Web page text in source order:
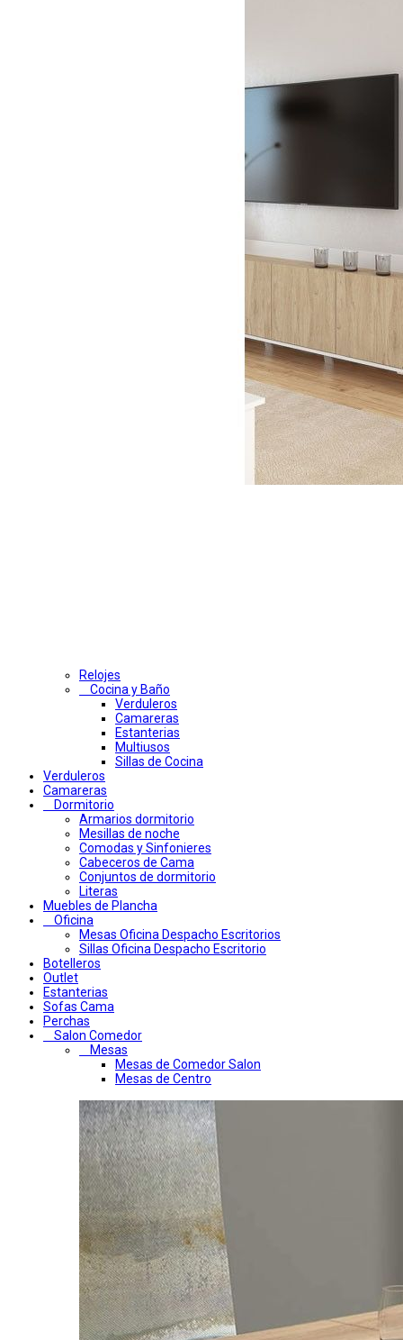
Relojes
Cocina y Baño
Verduleros
Camareras
Estanterias
Multiusos
Sillas de Cocina
Verduleros
Camareras
Dormitorio
Armarios dormitorio
Mesillas de noche
Comodas y Sinfonieres
Cabeceros de Cama
Conjuntos de dormitorio
Literas
Muebles de Plancha
Oficina
Mesas Oficina Despacho Escritorios
Sillas Oficina Despacho Escritorio
Botelleros
Outlet
Estanterias
Sofas Cama
Perchas
Salon Comedor
Mesas
Mesas de Comedor Salon
Mesas de Centro